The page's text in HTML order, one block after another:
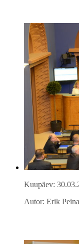
Kuupäev:
Autor: Erik